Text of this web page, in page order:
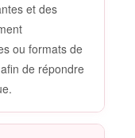
et des
ou formats de
de répondre